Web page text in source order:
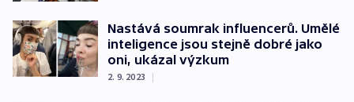
Nastává soumrak influencerů. Umělé
inteligence jsou stejně dobré jako
oni, ukázal výzkum
2. 9. 2023 |